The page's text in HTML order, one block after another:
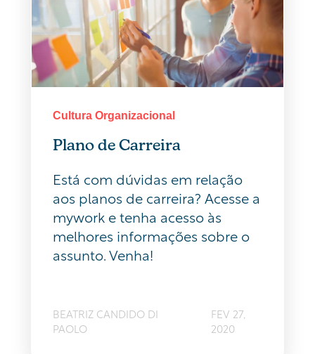
Cultura Organizacional
Plano de Carreira
Está com dúvidas em relação
aos planos de carreira? Acesse a
mywork e tenha acesso às
melhores informações sobre o
assunto. Venha!
BEATRIZ CANDIDO DI
PAOLO
FEV 27,
2020